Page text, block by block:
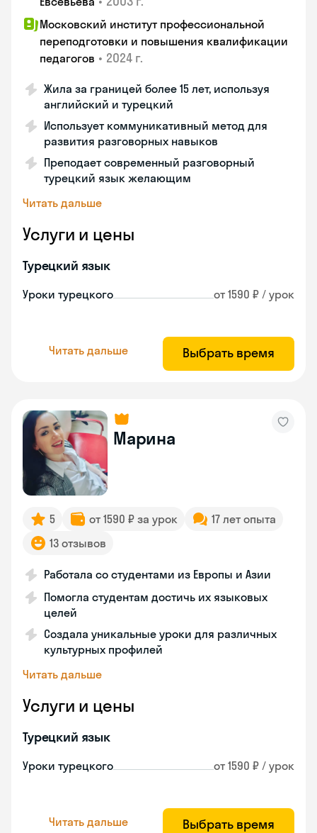
Московский институт профессиональной
переподготовки и повышения квалификации
педагогов • 2024 г.
Жила за границей более 15 лет, используя
английский и турецкий
Использует коммуникативный метод для
развития разговорных навыков
Преподает современный разговорный
турецкий язык желающим
Читать дальше
Услуги и цены
Турецкий язык
Уроки турецкого от 1590 ₽ / урок
Читать дальше Выбрать время
Марина
5 от 1590 ₽ за урок
17 лет опыта
13 отзывов
Работала со студентами из Европы и Азии
Помогла студентам достичь их языковых
целей
Создала уникальные уроки для различных
культурных профилей
Читать дальше
Услуги и цены
Турецкий язык
Уроки турецкого от 1590 ₽ / урок
Читать дальше Выбрать время